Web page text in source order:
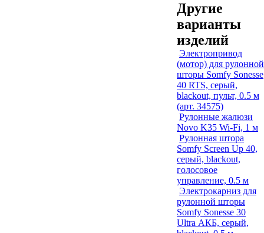
Другие
варианты
изделий
Электропривод
(мотор) для рулонной
шторы Somfy Sonesse
40 RTS, серый,
blackout, пульт, 0.5 м
(арт. 34575)
Рулонные жалюзи
Novo K35 Wi-Fi, 1 м
Рулонная штора
Somfy Screen Up 40,
серый, blackout,
голосовое
управление, 0.5 м
Электрокарниз для
рулонной шторы
Somfy Sonesse 30
Ultra АКБ, серый,